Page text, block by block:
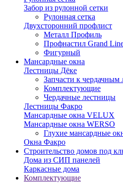
Забор из рулонной сетки
Рулонная сетка
Двухсторонний профлист
Металл Профиль
Профнастил Grand
Фигурный
Мансардные окна
Лестницы Дёке
Запчасти к чердачным
Комплектующие
Чердачные лестницы
Лестницы Факро
Мансардные окна VELUX
Мансардные окна WERSO
Глухие мансардные
Окна Факро
Строительство домов под
Дома из СИП панелей
Каркасные дома
Комплектующие